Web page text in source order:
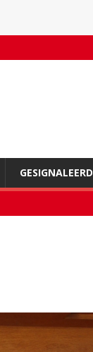
GESIGNALEERD